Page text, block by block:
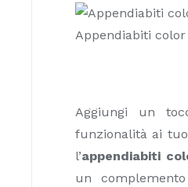
Appendiabiti
Aggiungi un
funzionalità ai
l’appendiabiti
un